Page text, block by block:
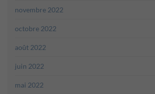
novembre 2022
octobre 2022
août 2022
juin 2022
mai 2022